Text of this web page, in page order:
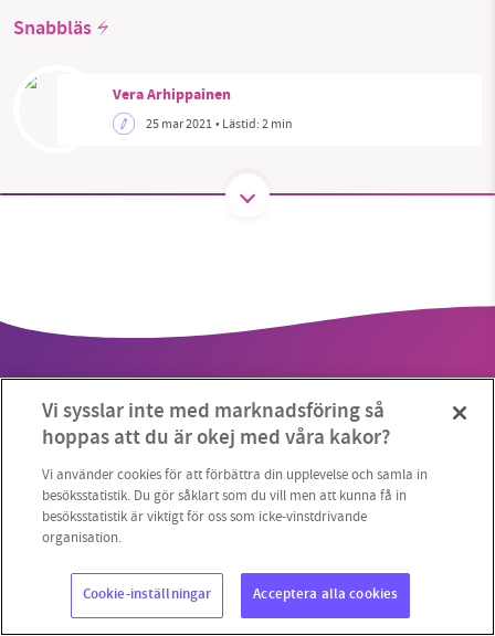
Snabbläs
Vera Arhippainen
25 mar 2021• Lästid:2 min
Copyright 2023 © Supermiljöbloggen Cookieinställningar
nyhetsbevakning och granskningar. Nu vill vi
utveckla vårt arbete – och vi hoppas att du
vill hjälpa oss.
Stötta vårt arbete genom att swisha en slant till
1231368703
Läs vad vi vill göra
Vi sysslar inte med marknadsföring så
hoppas att du är okej med våra kakor?
Vi använder cookies för att förbättra din upplevelse och samla in
besöksstatistik. Du gör såklart som du vill men att kunna få in
besöksstatistik är viktigt för oss som icke-vinstdrivande
organisation.
Cookie-inställningar Acceptera alla cookies